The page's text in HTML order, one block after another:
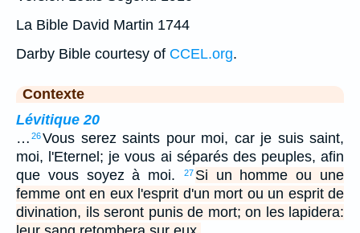
La Bible David Martin 1744
Darby Bible courtesy of CCEL.org.
Contexte
Lévitique 20
… 26Vous serez saints pour moi, car je suis saint,
moi, l'Eternel; je vous ai séparés des peuples, afin
que vous soyez à moi.
27 Si un homme ou une
femme ont en eux l'esprit d'un mort ou un esprit de
divination, ils seront punis de mort; on les lapidera: